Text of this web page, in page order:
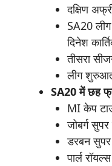
दक्षिण
SA20
दिनेश
तीसरा
लीग
SA20मेंछह
MI केप
जोबर्ग
डरबन
पार्ल रॉयल्स